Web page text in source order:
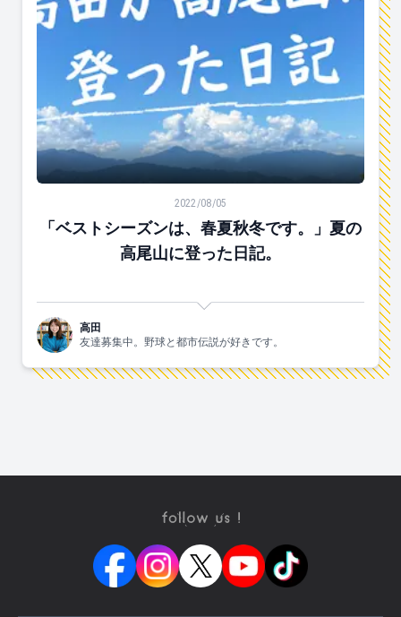
「ベストシーズンは、春夏秋冬です。」夏の高尾山に登
2022/08/05
「ベストシーズンは、春夏秋冬です。」夏の
高尾山に登った日記。
高田
友達募集中。野球と都市伝説が好きです。